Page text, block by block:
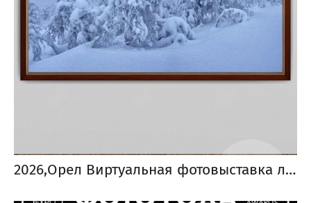
2026,Орел Виртуальная фотовыставка лучших работ по итогам областного фотоконкурса «Орловский взгляд»